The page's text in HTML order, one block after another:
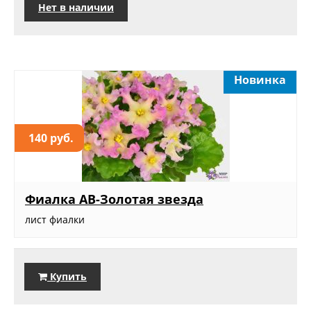
Нет в наличии
140 руб.
Новинка
Фиалка АВ-Золотая звезда
лист фиалки
Купить